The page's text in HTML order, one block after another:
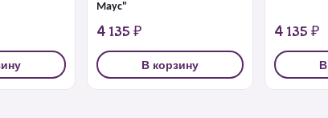
Маус"
4 135 ₽
В корзину
4 135 ₽